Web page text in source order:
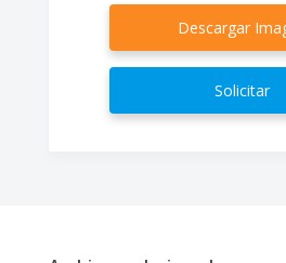
Descargar
Solicitar